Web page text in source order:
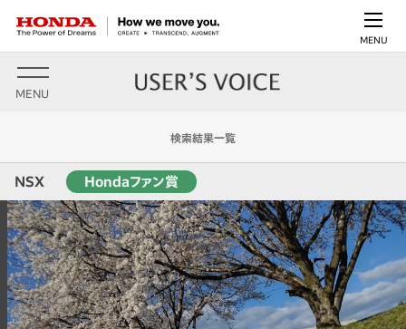
MENU
MENU
検索結果一覧
NSX Hondaファン賞